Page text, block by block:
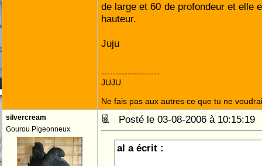
de large et 60 de profondeur et elle
hauteur.
Juju
--------------------
JUJU
Ne fais pas aux autres ce que tu ne
silvercream
Gourou Pigeonneux
Posté le 03-08-2006 à
al a écrit :